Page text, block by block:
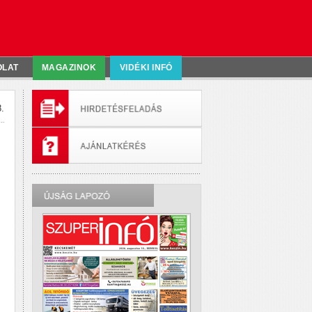
MAGAZINOK VIDÉKI INFÓ